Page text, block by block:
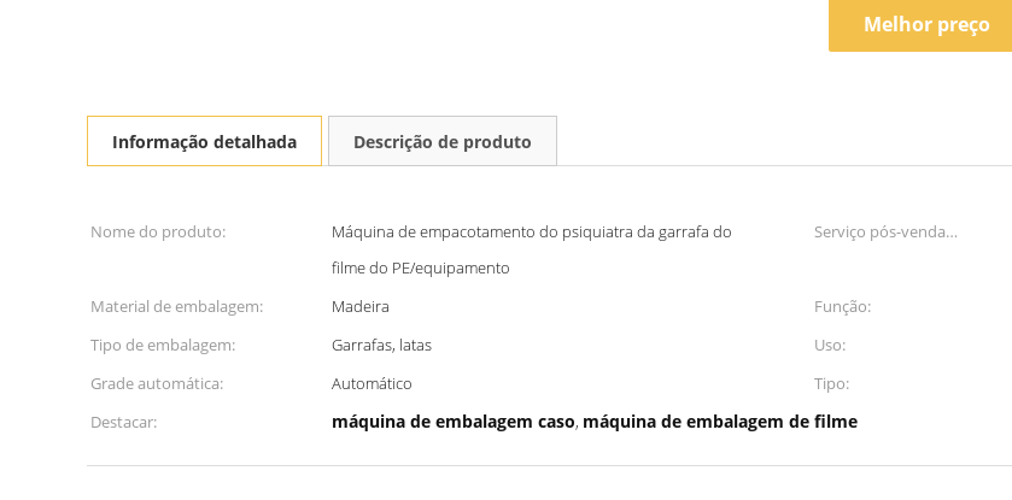
Melhor preço
Informação detalhada Descrição de produto
Nome do produto:
Máquina de empacotamento do psiquiatra da garrafa do
filme do PE/equipamento
Serviço pós-venda
Material de embalagem:
Madeira Função:
Tipo de embalagem:
Garrafas, latas Uso:
Grade automática:
Automático Tipo:
Destacar:
máquina de embalagem caso, máquina de embalagem de filme